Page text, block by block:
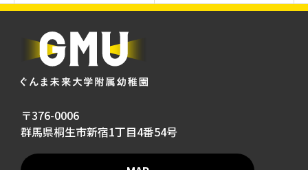
〒376-0006
群馬県桐生市新宿1丁目4番54号